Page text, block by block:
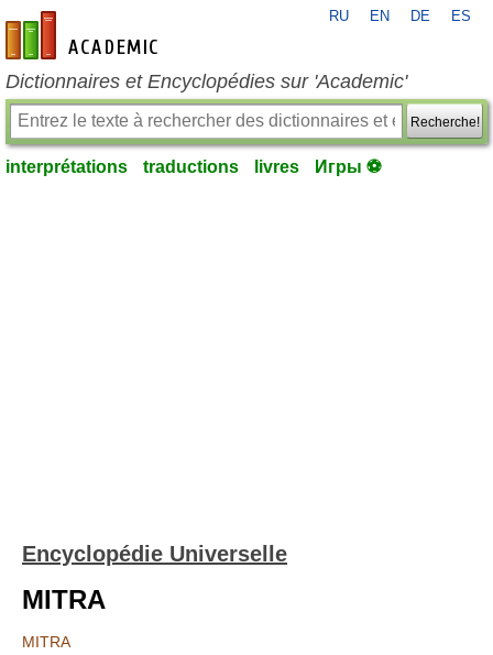
fr-academic.com
RU EN DE ES
Dictionnaires et Encyclopédies sur 'Academic'
Recherche!
interprétations traductions livres Игры ⚽
Encyclopédie Universelle
MITRA
MITRA